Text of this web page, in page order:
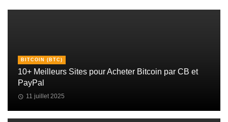
BITCOIN (BTC)
10+ Meilleurs Sites pour Acheter Bitcoin par CB et
PayPal
11 juillet 2025